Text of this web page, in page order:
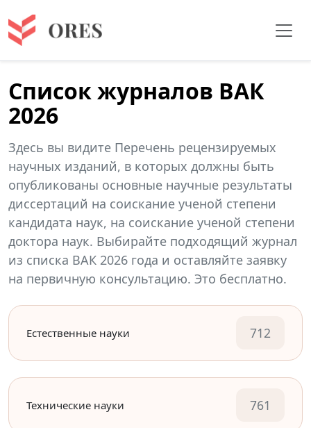
Список журналов ВАК
2026
Здесь вы видите Перечень рецензируемых
научных изданий, в которых должны быть
опубликованы основные научные результаты
диссертаций на соискание ученой степени
кандидата наук, на соискание ученой степени
доктора наук. Выбирайте подходящий журнал
из списка ВАК 2026 года и оставляйте заявку
на первичную консультацию. Это бесплатно.
Естественные науки 712
Технические науки 761